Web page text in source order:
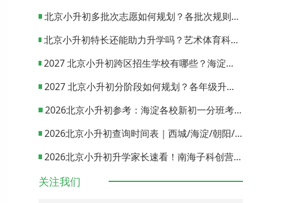
北京小升初多批次志愿如何规划？各批次规则与填报实操指南
北京小升初特长还能助力升学吗？艺术体育科技特长机会与误区全面解析
2027 北京小升初跨区招生学校有哪些？海淀西城东城全市招生校完整汇总
2027 北京小升初分阶段如何规划？各年级升学节点与升学通道全梳理
2026北京小升初参考：海淀各校新初一分班考试日期汇总
2026北京小升初查询时间表｜西城/海淀/朝阳/东城/丰台一键对照
2026北京小升初升学家长速看！南海子科创营报名通道正式开启
关注我们